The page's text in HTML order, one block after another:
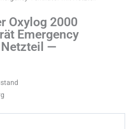
Oxylog 2000
Emergency
—